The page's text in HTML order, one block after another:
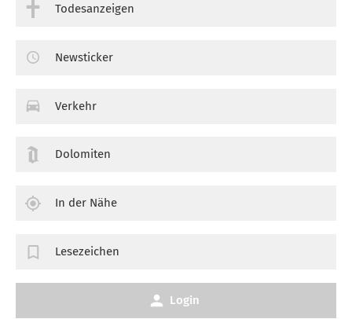
Todesanzeigen
Newsticker
Verkehr
Dolomiten
In der Nähe
Lesezeichen
Login